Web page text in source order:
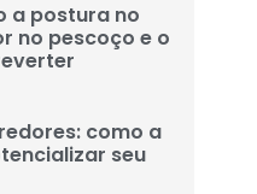
a postura no
no pescoço e o
como a
seu